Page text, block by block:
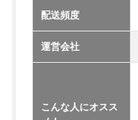
配送頻度
運営会社
こんな人にオスス